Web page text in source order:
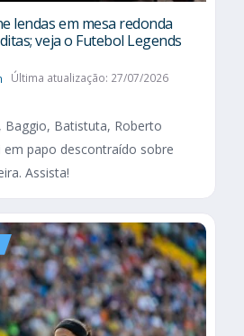
lendas em mesa redonda
veja o Futebol Legends
Última atualização: 27/07/2026
Baggio, Batistuta, Roberto
em papo descontraído sobre
Assista!